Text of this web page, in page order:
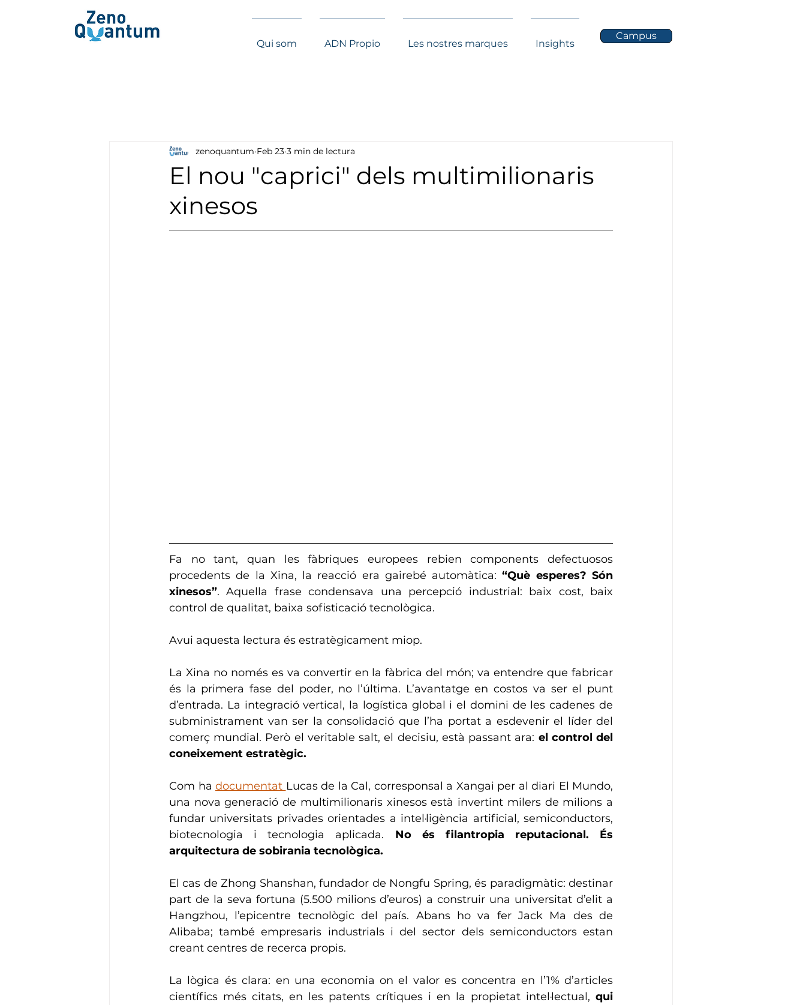
Qui som ADN Propio Les nostres marques Insights
Campus
El nou "caprici" dels multimilionaris
xinesos
zenoquantum Feb 23 3 min de lectura
Fa no tant, quan les fàbriques europees rebien components defectuosos
procedents de la Xina, la reacció era gairebé automàtica: “Què esperes? Són
xinesos”. Aquella frase condensava una percepció industrial: baix cost, baix
control de qualitat, baixa sofisticació tecnològica.
Avui aquesta lectura és estratègicament miop.
La Xina no només es va convertir en la fàbrica del món; va entendre que fabricar
és la primera fase del poder, no l’última. L’avantatge en costos va ser el punt
d’entrada. La integració vertical, la logística global i el domini de les cadenes de
subministrament van ser la consolidació que l’ha portat a esdevenir el líder del
comerç mundial. Però el veritable salt, el decisiu, està passant ara: el control del
coneixement estratègic.
Com ha documentat Lucas de la Cal, corresponsal a Xangai per al diari El Mundo,
una nova generació de multimilionaris xinesos està invertint milers de milions a
fundar universitats privades orientades a intel·ligència artificial, semiconductors,
biotecnologia i tecnologia aplicada. No és filantropia reputacional. És
arquitectura de sobirania tecnològica.
El cas de Zhong Shanshan, fundador de Nongfu Spring, és paradigmàtic: destinar
part de la seva fortuna (5.500 milions d’euros) a construir una universitat d’elit a
Hangzhou, l’epicentre tecnològic del país. Abans ho va fer Jack Ma des de
Alibaba; també empresaris industrials i del sector dels semiconductors estan
creant centres de recerca propis.
La lògica és clara: en una economia on el valor es concentra en l’1% d’articles
científics més citats, en les patents crítiques i en la propietat intel·lectual, qui